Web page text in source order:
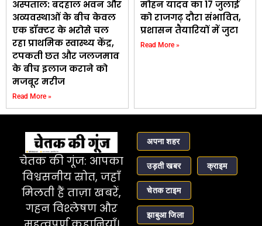
अस्पताल: बदहाल भवन और
अव्यवस्थाओं के बीच केवल
एक डॉक्टर के भरोसे चल
रहा प्राथमिक स्वास्थ्य केंद्र,
टपकती छत और जलजमाव
के बीच इलाज कराने को
मजबूर मरीज
Read More »
मोहन यादव का 17 जुलाई
को राजगढ़ दौरा संभावित,
प्रशासन तैयारियों में जुटा
Read More »
चेतक की गूंज: आपका
विश्वसनीय स्रोत, जहाँ
मिलती हैं ताज़ा खबरें,
गहन विश्लेषण और
अपना शहर
उड़ती खबर क्राइम
चेतक टाइम
झाबुआ जिला